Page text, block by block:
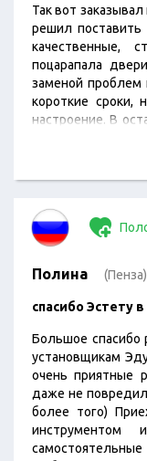
Так вот
решил
качественные,
поцарапала
заменой проблем
короткие сроки,
настроение. В
Полина (Пенза)
спасибо Эстету
Большое спасибо
установщикам
очень приятные
даже не
более того)
инструментом